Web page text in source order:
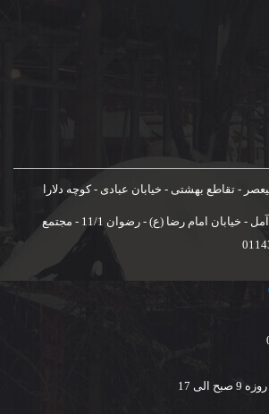
- تقاطع بهشتی - خیابان عبادی - کوچه دلارا
مازندران - شهرستان آمل - خیابان امام رضا (ع) - رضوان 11/1 - مجتمع
17